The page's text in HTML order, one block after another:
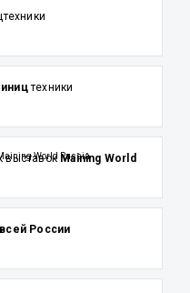
техники
выставок Maining World
России